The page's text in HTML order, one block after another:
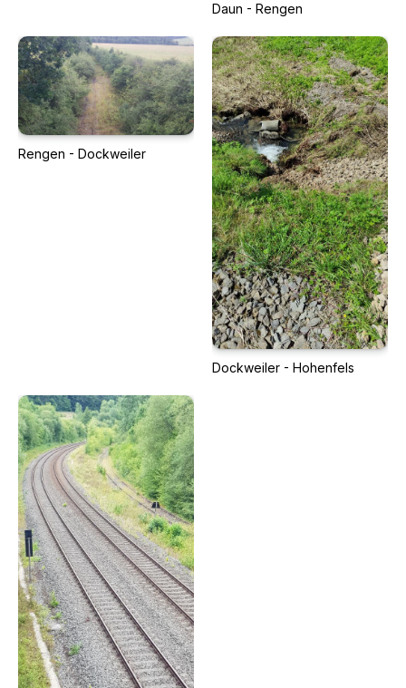
Daun - Rengen
Rengen - Dockweiler
Dockweiler - Hohenfels